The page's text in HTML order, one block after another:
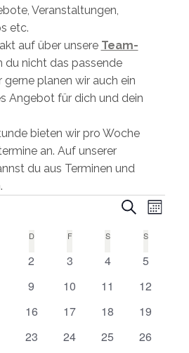
Veranstaltungen,
etc.
auf über unsere Team-
du nicht das passende
gerne planen wir auch ein
Angebot für dich und dein
bieten wir pro Woche
an. Auf unserer
du aus Terminen und
Such-
Suche
Monat
D DONNERSTAG
FFREITAG SSAMSTAGSSONNTAG
0
2
0
3
0
4
0
5
0
9
0
10
0
11
0
12
0
16
0
17
0
18
0
19
0
23
0
24
0
25
0
26